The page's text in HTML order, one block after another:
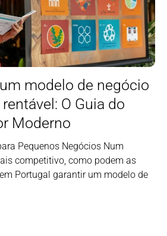
modelo de negócio
O Guia do
Moderno
Pequenos Negócios Num
competitivo, como podem as
Portugal garantir um modelo de